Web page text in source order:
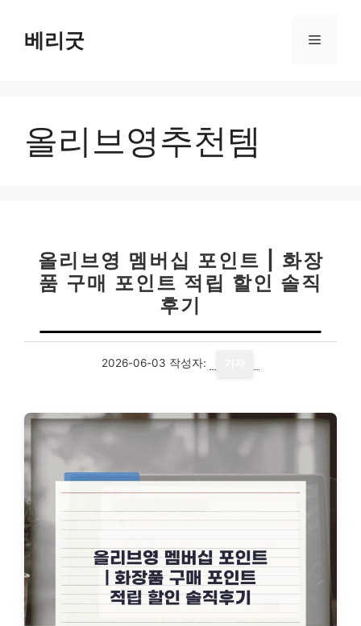
베리굿 메
올리브영추천템
올리브영 멤버십 포인트 | 화장
품 구매 포인트 적립 할인 솔직
후기
2026-06-03 작성자: